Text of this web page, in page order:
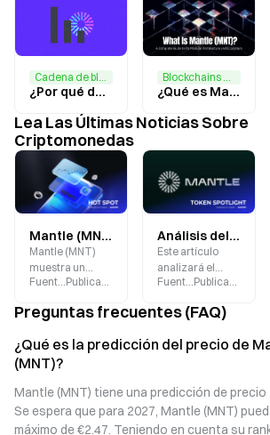
Cadena de bloques
¿Por qué decidí apostar por MNT tras el desplome del mercado?
Blockchains modulares,DeFi
¿Qué es Mantle (MNT)? Un análisis en profundidad de su arquitectura modular, mecanismos y ecosistema
Lea Las Últimas Noticias Sobre
Criptomonedas
Mantle (MNT): Momentum, Volatilidad, y Qué Sigue
Mantle (MNT)
muestra un
fuerte impulso en
volatilidad del
Explora qué
impulsa su
precios, el
crecimiento del
ecosistema y
:Gate.blog 2025-10-20
Análisis del Precio Más Reciente de Mantle MNT: Valor de Inversión de la Nueva Estrella en las Finanzas Web 3.0
Este artículo
analizará el
valor de
MNT desde
perspectivas,
precios, el
rendimiento del
mercado, los
Fuente :Gate.blog
Preguntas frecuentes (FAQ)
¿Qué es la predicción del precio de
(MNT)?
Mantle (MNT) tiene una predicción de
Se espera que para 2027, Mantle (MNT)